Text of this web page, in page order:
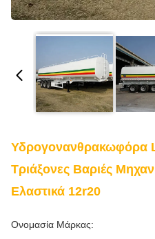
Υδρογονανθρακωφόρα
Τριάξονες Βαριές
Ελαστικά 12r20
Ονομασία Μάρκας: